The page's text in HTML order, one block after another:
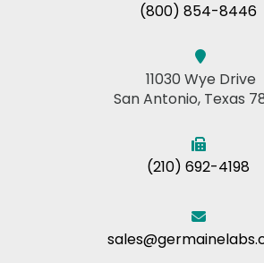
(800) 854-8446
11030 Wye Drive
San Antonio, Texas
(210) 692-4198